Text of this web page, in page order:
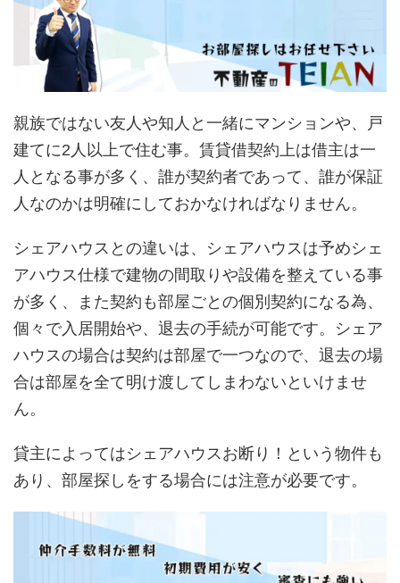
親族ではない友人や知人と一緒にマンションや、戸
建てに2人以上で住む事。賃貸借契約上は借主は一
人となる事が多く、誰が契約者であって、誰が保証
人なのかは明確にしておかなければなりません。
シェアハウスとの違いは、シェアハウスは予めシェ
アハウス仕様で建物の間取りや設備を整えている事
が多く、また契約も部屋ごとの個別契約になる為、
個々で入居開始や、退去の手続が可能です。シェア
ハウスの場合は契約は部屋で一つなので、退去の場
合は部屋を全て明け渡してしまわないといけませ
ん。
貸主によってはシェアハウスお断り！という物件も
あり、部屋探しをする場合には注意が必要です。